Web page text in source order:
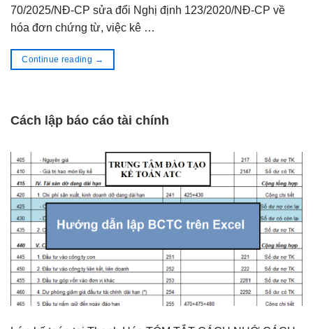
70/2025/NĐ-CP sửa đổi Nghị định 123/2020/NĐ-CP về
hóa đơn chứng từ, việc kê …
Continue reading →
Cách lập báo cáo tài chính